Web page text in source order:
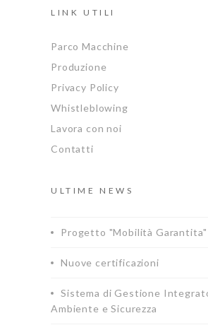
LINK UTILI
Parco Macchine
Produzione
Privacy Policy
Whistleblowing
Lavora con noi
Contatti
ULTIME NEWS
Progetto "Mobilità Garantita"
Nuove certificazioni
Sistema di Gestione
Ambiente e Sicurezza